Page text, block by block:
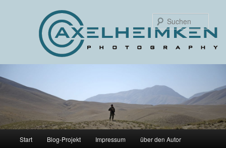
Zum
Zum
Start Blog-Projekt Impressum über den Autor